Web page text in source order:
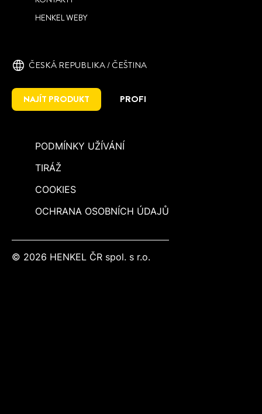
HENKEL WEBY
ČESKÁ REPUBLIKA / ČEŠTINA
NAJÍT PRODUKT PROFI
PODMÍNKY UŽÍVÁNÍ
TIRÁŽ
COOKIES
OCHRANA OSOBNÍCH ÚDAJŮ
© 2026 HENKEL ČR spol. s r.o.